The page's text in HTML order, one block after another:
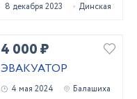
8 декабря 2023 Динская
4 000 ₽
ЭВАКУАТОР
4 мая 2024 Балашиха